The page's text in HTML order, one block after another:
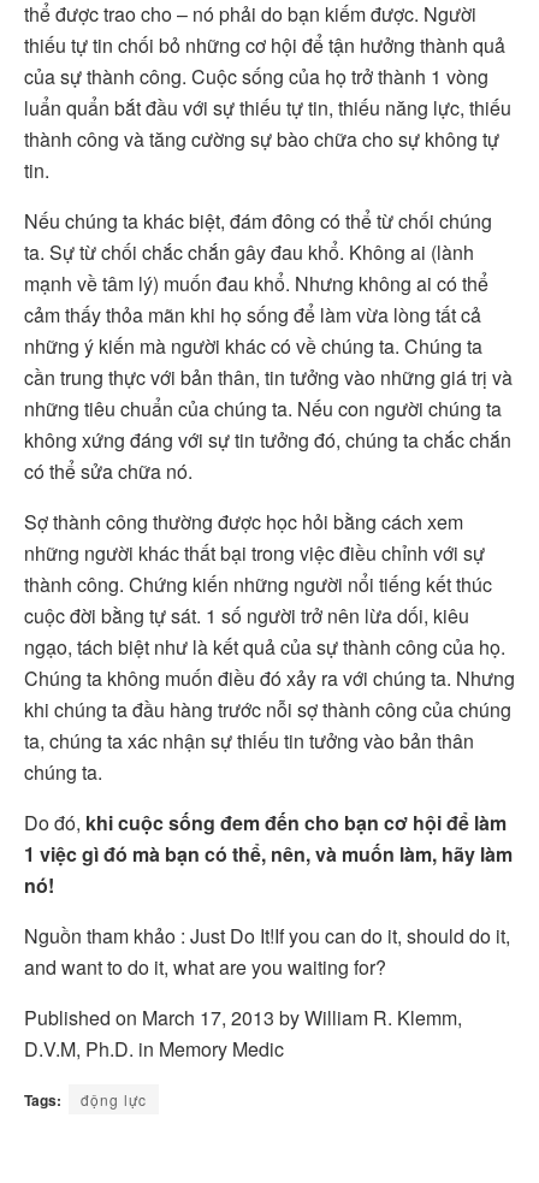
thể được trao cho – nó phải do bạn kiếm được. Người
thiếu tự tin chối bỏ những cơ hội để tận hưởng thành quả
của sự thành công. Cuộc sống của họ trở thành 1 vòng
luẩn quẩn bắt đầu với sự thiếu tự tin, thiếu năng lực, thiếu
thành công và tăng cường sự bào chữa cho sự không tự
tin.
Nếu chúng ta khác biệt, đám đông có thể từ chối chúng
ta. Sự từ chối chắc chắn gây đau khổ. Không ai (lành
mạnh về tâm lý) muốn đau khổ. Nhưng không ai có thể
cảm thấy thỏa mãn khi họ sống để làm vừa lòng tất cả
những ý kiến mà người khác có về chúng ta. Chúng ta
cần trung thực với bản thân, tin tưởng vào những giá trị và
những tiêu chuẩn của chúng ta. Nếu con người chúng ta
không xứng đáng với sự tin tưởng đó, chúng ta chắc chắn
có thể sửa chữa nó.
Sợ thành công thường được học hỏi bằng cách xem
những người khác thất bại trong việc điều chỉnh với sự
thành công. Chứng kiến những người nổi tiếng kết thúc
cuộc đời bằng tự sát. 1 số người trở nên lừa dối, kiêu
ngạo, tách biệt như là kết quả của sự thành công của họ.
Chúng ta không muốn điều đó xảy ra với chúng ta. Nhưng
khi chúng ta đầu hàng trước nỗi sợ thành công của chúng
ta, chúng ta xác nhận sự thiếu tin tưởng vào bản thân
chúng ta.
Do đó, khi cuộc sống đem đến cho bạn cơ hội để làm
1 việc gì đó mà bạn có thể, nên, và muốn làm, hãy làm
nó!
Nguồn tham khảo : Just Do It!If you can do it, should do it,
and want to do it, what are you waiting for?
Published on March 17, 2013 by William R. Klemm,
D.V.M, Ph.D. in Memory Medic
Tags: động lực